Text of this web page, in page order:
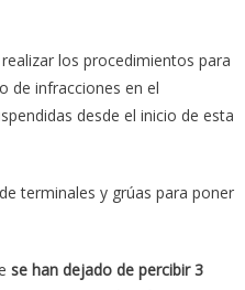
los procedimientos para
de infracciones en el
desde el inicio de esta
terminales y grúas para poner
se han dejado de percibir 3